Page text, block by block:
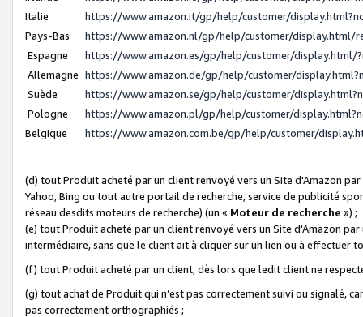
Italie
https://www.amazon.it/gp/help/customer/
Pays-Bas
https://www.amazon.nl/gp/help/customer/display.html/
Espagne
https://www.amazon.es/gp/help/customer/display.html/
Allemagne https://www.amazon.de/gp/help/customer/
Suède
https://www.amazon.se/gp/help/customer/
Pologne
https://www.amazon.pl/gp/help/customer/
Belgique
https://www.amazon.com.be/gp/help/customer/
(d) tout Produit acheté par un client renvoyé vers un Site d'Amazon
Yahoo, Bing ou tout autre portail de recherche, service de publicité
réseau desdits moteurs de recherche) (un « Moteur de recherche ») ;
(e) tout Produit acheté par un client renvoyé vers un Site d'Amazon
intermédiaire, sans que le client ait à cliquer sur un lien ou à
(f) tout Produit acheté par un client, dès lors que ledit client ne
(g) tout achat de Produit qui n’est pas correctement suivi ou signalé,
pas correctement orthographiés ;